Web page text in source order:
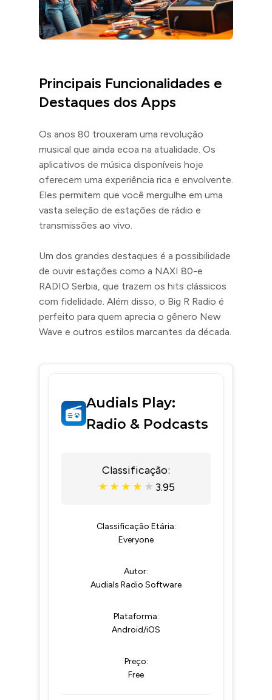
Principais Funcionalidades e
Destaques dos Apps
Os anos 80 trouxeram uma revolução
musical que ainda ecoa na atualidade. Os
aplicativos de música disponíveis hoje
oferecem uma experiência rica e envolvente.
Eles permitem que você mergulhe em uma
vasta seleção de estações de rádio e
transmissões ao vivo.
Um dos grandes destaques é a possibilidade
de ouvir estações como a NAXI 80-e
RADIO Serbia, que trazem os hits clássicos
com fidelidade. Além disso, o Big R Radio é
perfeito para quem aprecia o gênero New
Wave e outros estilos marcantes da década.
Audials Play:
Radio & Podcasts
Classificação:
★ ★ ★ ★ ★ 3.95
Classificação Etária:
Everyone
Autor:
Audials Radio Software
Plataforma:
Android/iOS
Preço:
Free